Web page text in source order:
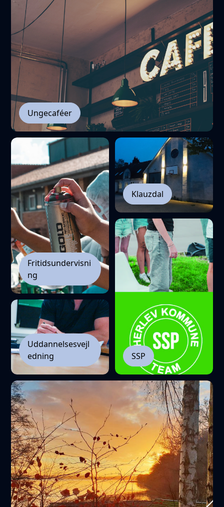
Ungecaféer
Fritidsundervisni
ng
Klauzdal
SSP
Uddannelsesvejl
edning